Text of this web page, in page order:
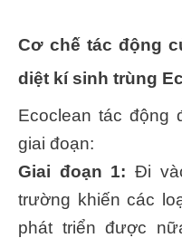
Cơ chế tác động
diệt kí sinh trùng
Ecoclean tác động
giai đoạn:
Giai đoạn 1: Đi
trường khiến các
phát triển được